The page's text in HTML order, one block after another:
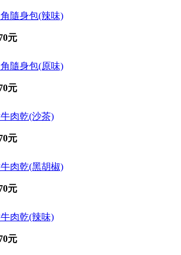
隨身包(辣味)
元
隨身包(原味)
元
肉乾(沙茶)
元
肉乾(黑胡椒)
元
肉乾(辣味)
元